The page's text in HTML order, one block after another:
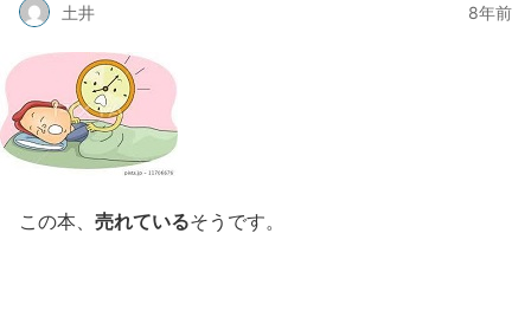
土井 8年前
この本、 売れているそうです。